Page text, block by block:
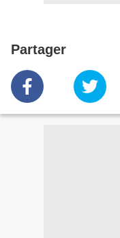
Partager